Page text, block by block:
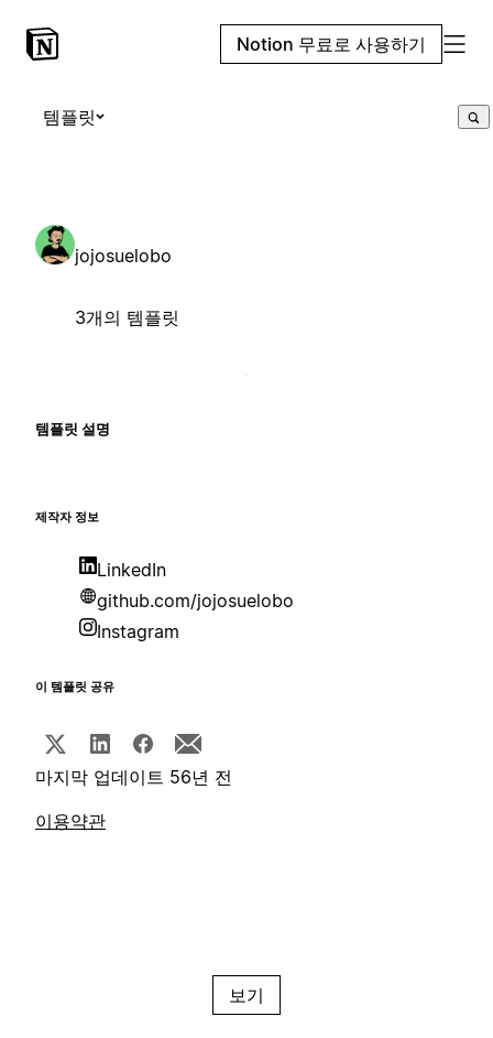
Notion 무료로 사용하기
템플릿
jojosuelobo
3개의 템플릿
템플릿 설명
제작자 정보
LinkedIn
github.com/jojosuelobo
Instagram
이 템플릿 공유
마지막 업데이트 56년 전
이용약관
보기